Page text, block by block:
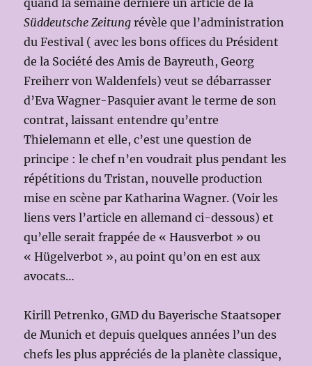
quand la semaine dernière un article de la
Süddeutsche Zeitung révèle que l’administration
du Festival ( avec les bons offices du Président
de la Société des Amis de Bayreuth, Georg
Freiherr von Waldenfels) veut se débarrasser
d’Eva Wagner-Pasquier avant le terme de son
contrat, laissant entendre qu’entre
Thielemann et elle, c’est une question de
principe : le chef n’en voudrait plus pendant les
répétitions du Tristan, nouvelle production
mise en scène par Katharina Wagner. (Voir les
liens vers l’article en allemand ci-dessous) et
qu’elle serait frappée de « Hausverbot » ou
« Hügelverbot », au point qu’on en est aux
avocats…
Kirill Petrenko, GMD du Bayerische Staatsoper
de Munich et depuis quelques années l’un des
chefs les plus appréciés de la planète classique,